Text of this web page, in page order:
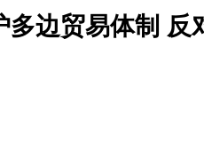
边贸易体制 反